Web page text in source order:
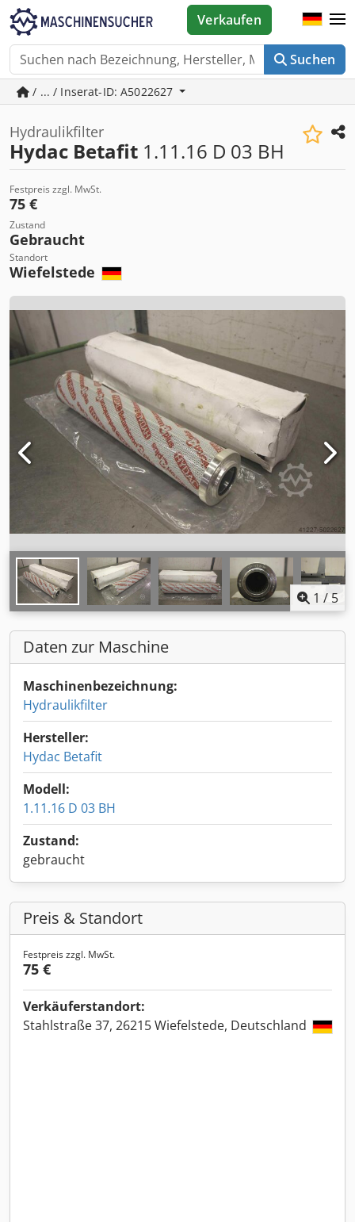
Suchen
Verkaufen
/ ... / Inserat-ID: A5022627
Hydraulikfilter
Hydac Betafit 1.11.16 D 03 BH
Festpreis zzgl. MwSt.
75 €
Zustand
Gebraucht
Standort
Wiefelstede
1 /5
Daten zur Maschine
Maschinenbezeichnung:
Hydraulikfilter
Hersteller:
Hydac Betafit
Modell:
1.11.16 D 03 BH
Zustand:
gebraucht
Preis & Standort
Festpreis zzgl. MwSt.
75 €
Verkäuferstandort:
Stahlstraße 37, 26215 Wiefelstede, Deutschland